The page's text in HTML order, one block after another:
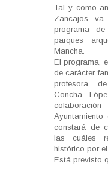
Tal y como
Zancajos
programa
parques
Mancha.
El programa,
de carácter
profesora
Concha
constará de
las cuáles
histórico por
Está previsto